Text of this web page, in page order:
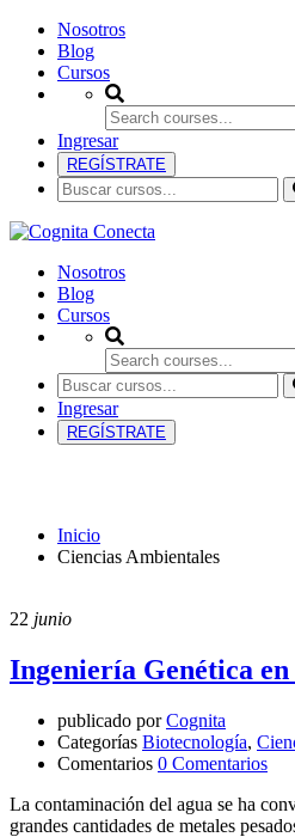
Nosotros
Blog
Cursos
Ingresar
REGÍSTRATE
Nosotros
Blog
Cursos
Ingresar
REGÍSTRATE
Inicio
Ciencias Ambientales
22 junio
Ingeniería Genética
publicado por Cognita
Categorías Biotecnología,
Comentarios 0 Comentarios
La contaminación del agua se ha
grandes cantidades de metales